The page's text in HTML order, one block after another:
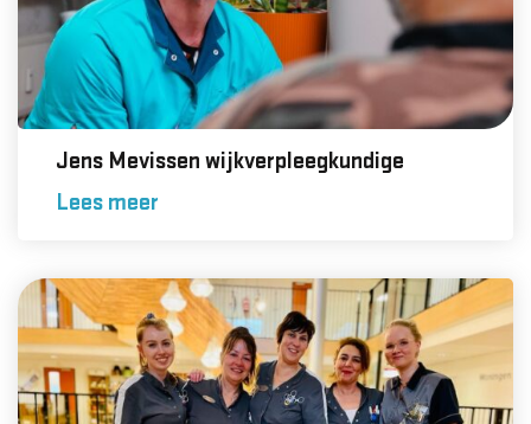
Jens Mevissen wijkverpleegkundige
Lees meer